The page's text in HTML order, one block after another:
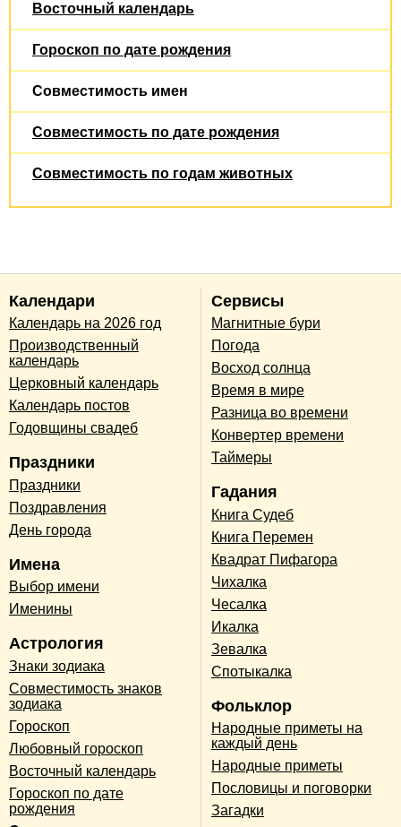
Восточный календарь
Гороскоп по дате рождения
Совместимость имен
Совместимость по дате рождения
Совместимость по годам животных
Календари
Календарь на 2026 год
Производственный
календарь
Церковный календарь
Календарь постов
Годовщины свадеб
Праздники
Праздники
Поздравления
День города
Имена
Выбор имени
Именины
Астрология
Знаки зодиака
Совместимость знаков
зодиака
Гороскоп
Любовный гороскоп
Восточный календарь
Гороскоп по дате
рождения
Сервисы
Магнитные бури
Погода
Восход солнца
Время в мире
Разница во времени
Конвертер времени
Таймеры
Гадания
Книга Судеб
Книга Перемен
Квадрат Пифагора
Чихалка
Чесалка
Икалка
Зевалка
Спотыкалка
Фольклор
Народные приметы на
каждый день
Народные приметы
Пословицы и поговорки
Загадки